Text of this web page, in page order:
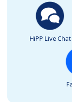
HiPP Live Chat